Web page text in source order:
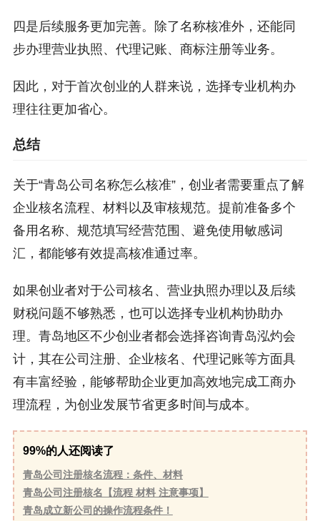
四是后续服务更加完善。除了名称核准外，还能同
步办理营业执照、代理记账、商标注册等业务。
因此，对于首次创业的人群来说，选择专业机构办
理往往更加省心。
总结
关于“青岛公司名称怎么核准”，创业者需要重点了解
企业核名流程、材料以及审核规范。提前准备多个
备用名称、规范填写经营范围、避免使用敏感词
汇，都能够有效提高核准通过率。
如果创业者对于公司核名、营业执照办理以及后续
财税问题不够熟悉，也可以选择专业机构协助办
理。青岛地区不少创业者都会选择咨询青岛泓灼会
计，其在公司注册、企业核名、代理记账等方面具
有丰富经验，能够帮助企业更加高效地完成工商办
理流程，为创业发展节省更多时间与成本。
99%的人还阅读了
青岛公司注册核名流程：条件、材料
青岛公司注册核名【流程 材料 注意事项】
青岛成立新公司的操作流程条件！